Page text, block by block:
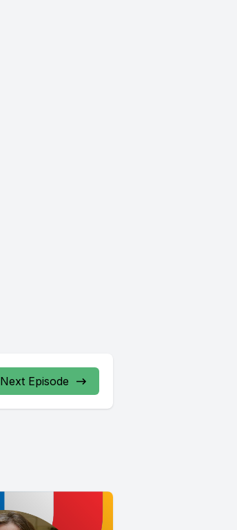
Next Episode